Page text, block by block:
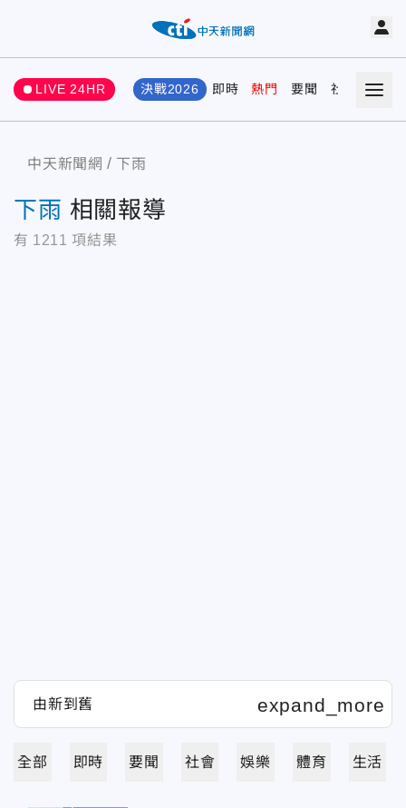
LIVE 24HR 決戰2026 即時 熱門 要聞 社會 娛樂
中天新聞網 下雨
下雨 相關報導
有 1211 項結果
全部 即時 要聞 社會 娛樂 體育 生活